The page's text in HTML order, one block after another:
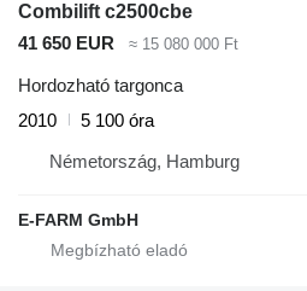
Combilift c2500cbe
41 650 EUR
≈ 15 080 000 Ft
Hordozható targonca
2010
5 100 óra
Németország, Hamburg
E-FARM GmbH